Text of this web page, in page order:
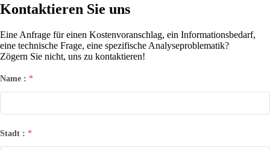
Kontaktieren Sie uns
Eine Anfrage für einen Kostenvoranschlag, ein Informationsbedarf,
eine technische Frage, eine spezifische Analyseproblematik?
Zögern Sie nicht, uns zu kontaktieren!
Name : *
Stadt : *